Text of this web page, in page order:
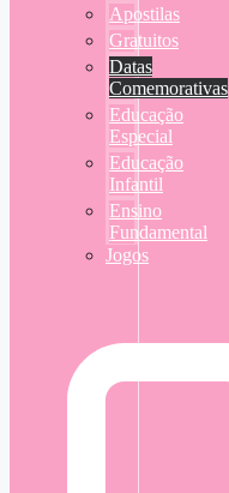
Apostilas
Gratuitos
Datas
Comemorativas
Educação
Especial
Educação
Infantil
Ensino
Fundamental
Jogos